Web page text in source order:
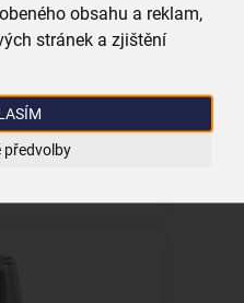
obsahu a reklam,
stránek a zjištění
předvolby